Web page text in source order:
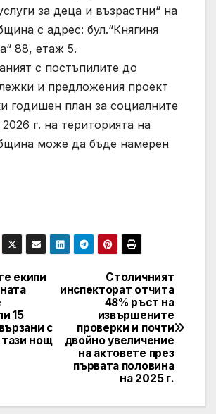
за деца и възрастни“ на
с адрес: бул.“Княгиня
88, етаж 5.
с постъпилите до
и предложения проект
годишен план за социалните
2026 г. на територията на
може да бъде намерен
Столичният
инспекторат отчита
48% ръст на
извършените
проверки и почти
двойно увеличение
на актовете през
първата половина
на 2025 г.
екипи
15
с
нощ